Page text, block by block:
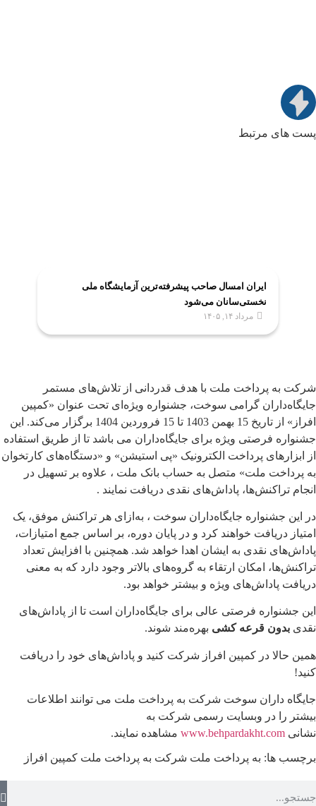
پست های مرتبط
ایران امسال صاحب پیشرفته‌ترین آزمایشگاه ملی
نخستی‌سانان می‌شود
مرداد ۱۴, ۱۴۰۵
شرکت به پرداخت ملت با هدف قدردانی از تلاش‌های مستمر
جایگاه‌داران گرامی سوخت، جشنواره ویژه‌ای تحت عنوان «کمپین
افراز» از تاریخ 15 بهمن 1403 تا 15 فروردین 1404 برگزار می‌کند. این
جشنواره فرصتی ویژه برای جایگاه‌داران می باشد تا از طریق استفاده
از ابزارهای پرداخت الکترونیک «پی استیشن» و «دستگاه‌های کارتخوان
به پرداخت ملت» متصل به حساب بانک ملت ، علاوه بر تسهیل در
انجام تراکنش‌ها، پاداش‌های نقدی دریافت نمایند .
در این جشنواره جایگاه‌داران سوخت ، به‌ازای هر تراکنش موفق، یک
امتیاز دریافت خواهند کرد و در پایان دوره، بر اساس جمع امتیازات،
پاداش‌های نقدی به ایشان اهدا خواهد شد. همچنین با افزایش تعداد
تراکنش‌ها، امکان ارتقاء به گروه‌های بالاتر وجود دارد که به معنی
دریافت پاداش‌های ویژه و بیشتر خواهد بود.
این جشنواره فرصتی عالی برای جایگاه‌داران است تا از پاداش‌های
نقدی بدون قرعه کشی بهره‌مند شوند.
همین حالا در کمپین افراز شرکت کنید و پاداش‌های خود را دریافت
کنید!
جایگاه داران سوخت شرکت به پرداخت ملت می توانند اطلاعات
بیشتر را در وبسایت رسمی شرکت به
نشانی
مشاهده نمایند.
برچسب ها: به پرداخت ملت شرکت به پرداخت ملت کمپین افراز